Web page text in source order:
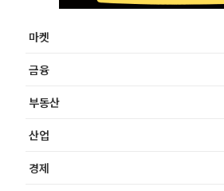
마켓
금융
부동산
산업
경제